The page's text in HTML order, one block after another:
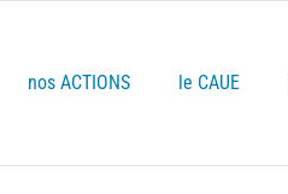
nos ACTIONS le CAUE